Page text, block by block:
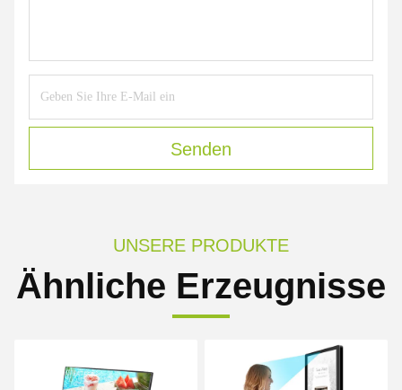
Senden
UNSERE PRODUKTE
Ähnliche Erzeugnisse